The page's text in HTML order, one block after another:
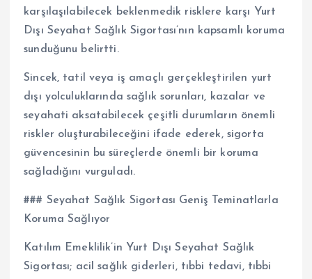
karşılaşılabilecek beklenmedik risklere karşı Yurt
Dışı Seyahat Sağlık Sigortası’nın kapsamlı koruma
sunduğunu belirtti.
Sincek, tatil veya iş amaçlı gerçekleştirilen yurt
dışı yolculuklarında sağlık sorunları, kazalar ve
seyahati aksatabilecek çeşitli durumların önemli
riskler oluşturabileceğini ifade ederek, sigorta
güvencesinin bu süreçlerde önemli bir koruma
sağladığını vurguladı.
### Seyahat Sağlık Sigortası Geniş Teminatlarla
Koruma Sağlıyor
Katılım Emeklilik’in Yurt Dışı Seyahat Sağlık
Sigortası; acil sağlık giderleri, tıbbi tedavi, tıbbi